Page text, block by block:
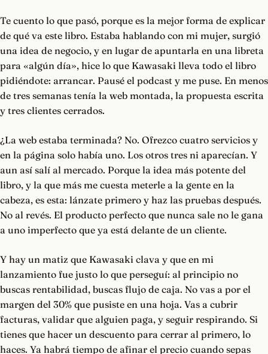
Te cuento lo que pasó, porque es la mejor forma de explicar
de qué va este libro. Estaba hablando con mi mujer, surgió
una idea de negocio, y en lugar de apuntarla en una libreta
para «algún día», hice lo que Kawasaki lleva todo el libro
pidiéndote: arrancar. Pausé el podcast y me puse. En menos
de tres semanas tenía la web montada, la propuesta escrita
y tres clientes cerrados.
¿La web estaba terminada? No. Ofrezco cuatro servicios y
en la página solo había uno. Los otros tres ni aparecían. Y
aun así salí al mercado. Porque la idea más potente del
libro, y la que más me cuesta meterle a la gente en la
cabeza, es esta: lánzate primero y haz las pruebas después.
No al revés. El producto perfecto que nunca sale no le gana
a uno imperfecto que ya está delante de un cliente.
Y hay un matiz que Kawasaki clava y que en mi
lanzamiento fue justo lo que perseguí: al principio no
buscas rentabilidad, buscas flujo de caja. No vas a por el
margen del 30% que pusiste en una hoja. Vas a cubrir
facturas, validar que alguien paga, y seguir respirando. Si
tienes que hacer un descuento para cerrar al primero, lo
haces. Ya habrá tiempo de afinar el precio cuando sepas